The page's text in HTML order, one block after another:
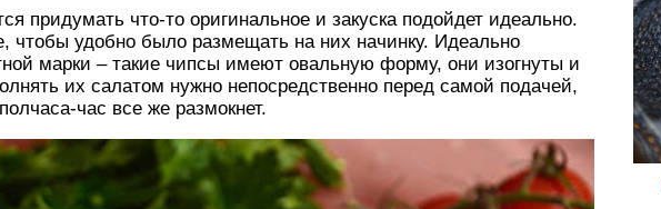
придумать что-то оригинальное и закуска подойдет идеально.
чтобы удобно было размещать на них начинку. Идеально
марки – такие чипсы имеют овальную форму, они изогнуты и
их салатом нужно непосредственно перед самой подачей,
час все же размокнет.